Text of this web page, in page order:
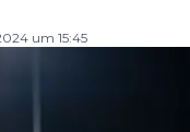
um 15:45